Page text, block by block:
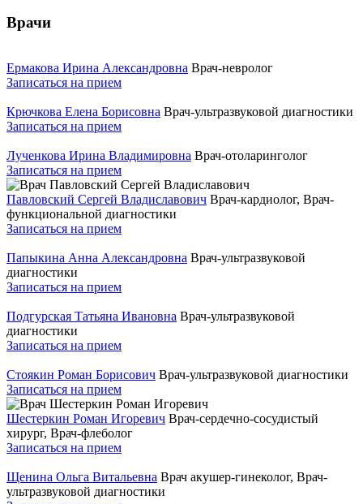
Врачи
Ермакова Ирина Александровна Врач-невролог
Записаться на прием
Крючкова Елена Борисовна Врач-ультразвуковой диагностики
Записаться на прием
Лученкова Ирина Владимировна Врач-отоларинголог
Записаться на прием
Павловский Сергей Владиславович Врач-кардиолог, Врач-
функциональной диагностики
Записаться на прием
Папыкина Анна Александровна Врач-ультразвуковой
диагностики
Записаться на прием
Подгурская Татьяна Ивановна Врач-ультразвуковой
диагностики
Записаться на прием
Стоякин Роман Борисович Врач-ультразвуковой диагностики
Записаться на прием
Шестеркин Роман Игоревич Врач-сердечно-сосудистый
хирург, Врач-флеболог
Записаться на прием
Щенина Ольга Витальевна Врач акушер-гинеколог, Врач-
ультразвуковой диагностики